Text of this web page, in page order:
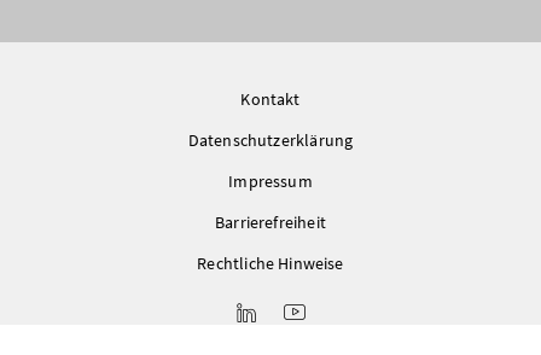
Kontakt
Datenschutzerklärung
Impressum
Barrierefreiheit
Rechtliche Hinweise
LinkedInYoutube